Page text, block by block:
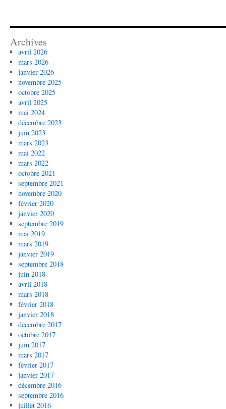
Archives
avril 2026
mars 2026
janvier 2026
novembre 2025
octobre 2025
avril 2025
mai 2024
décembre 2023
juin 2023
mars 2023
mai 2022
mars 2022
octobre 2021
septembre 2021
novembre 2020
février 2020
janvier 2020
septembre 2019
mai 2019
mars 2019
janvier 2019
septembre 2018
juin 2018
avril 2018
mars 2018
février 2018
janvier 2018
décembre 2017
octobre 2017
juin 2017
mars 2017
février 2017
janvier 2017
décembre 2016
septembre 2016
juillet 2016